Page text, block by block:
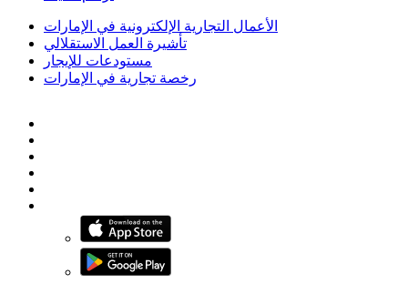
الأعمال التجارية الإلكترونية في الإمارات
تأشيرة العمل الاستقلالي
مستودعات للإيجار
رخصة تجارية في الإمارات